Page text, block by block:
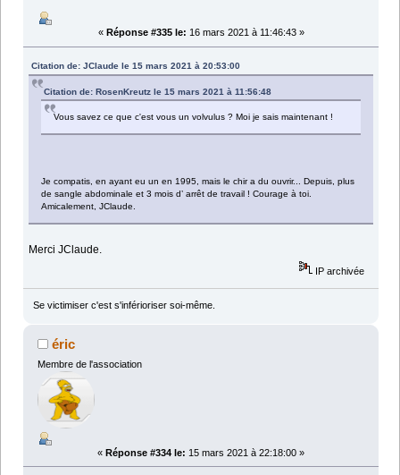
« Réponse #335 le: 16 mars 2021 à 11:46:43 »
Citation de: JClaude le 15 mars 2021 à 20:53:00
Citation de: RosenKreutz le 15 mars 2021 à 11:56:48
Vous savez ce que c'est vous un volvulus ? Moi je sais maintenant !
Je compatis, en ayant eu un en 1995, mais le chir a du ouvrir... Depuis, plus
de sangle abdominale et 3 mois d’ arrêt de travail ! Courage à toi.
Amicalement, JClaude.
Merci JClaude.
IP archivée
Se victimiser c'est s'inférioriser soi-même.
éric
Membre de l'association
« Réponse #334 le: 15 mars 2021 à 22:18:00 »